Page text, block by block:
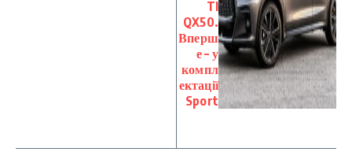
TI
QX50.
Вперш
е – у
компл
ектації
Sport